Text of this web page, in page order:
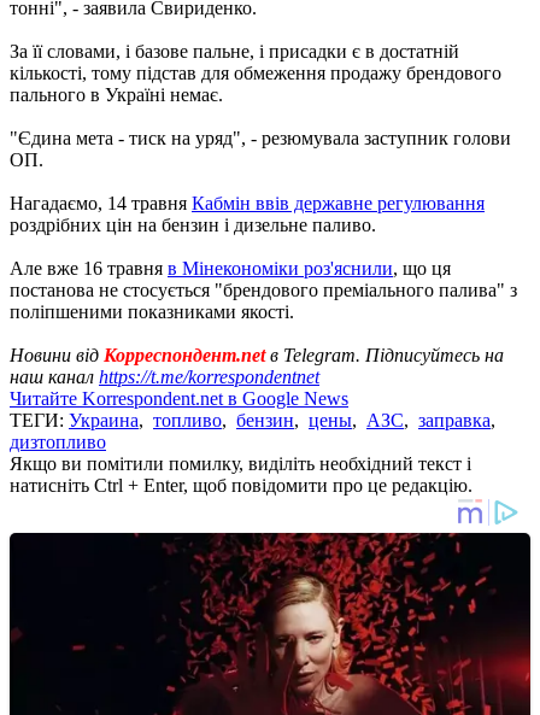
тонні", - заявила Свириденко.
За її словами, і базове пальне, і присадки є в достатній
кількості, тому підстав для обмеження продажу брендового
пального в Україні немає.
"Єдина мета - тиск на уряд", - резюмувала заступник голови
ОП.
Нагадаємо, 14 травня Кабмін ввів державне регулювання
роздрібних цін на бензин і дизельне паливо.
Але вже 16 травня в Мінекономіки роз'яснили, що ця
постанова не стосується "брендового преміального палива" з
поліпшеними показниками якості.
Новини від Корреспондент.netв Telegram. Підписуйтесь на
наш канал https://t.me/korrespondentnet
Читайте Korrespondent.net в Google News
ТЕГИ: Украина, топливо, бензин, цены, АЗС, заправка,
дизтопливо
Якщо ви помітили помилку, виділіть необхідний текст і
натисніть Ctrl + Enter, щоб повідомити про це редакцію.